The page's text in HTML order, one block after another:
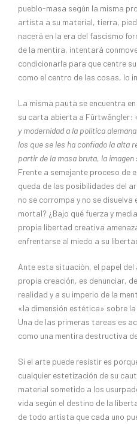
pueblo-masa según la misma
artista a su material, tierra,
nacerá en la era del fascismo
de la mentira, intentará
condicionarla para que centre
como el centro de las cosas, lo
La misma pauta se encuentra
su carta abierta a Fûrtwângler:
y modernidad a la política
los que se les ha confiado la alta
partir de la masa bruta, la
Frente a semejante proceso de
queda de las posibilidades del
no se corrompa y no se disuelva
mortal? ¿Bajo qué fuerza y
propia libertad creativa
enfrentarse al miedo a su
Ante esta situación, el papel
propia creación, es denunciar,
realidad y a su imperio de la
«la dimensión estética» sobre
Una de las primeras tareas es
como una mentira destructiva
Si el arte puede resistir es
cualquier estetización de su
material sometido a los
vida según el destino de la
de todo artista que cada uno